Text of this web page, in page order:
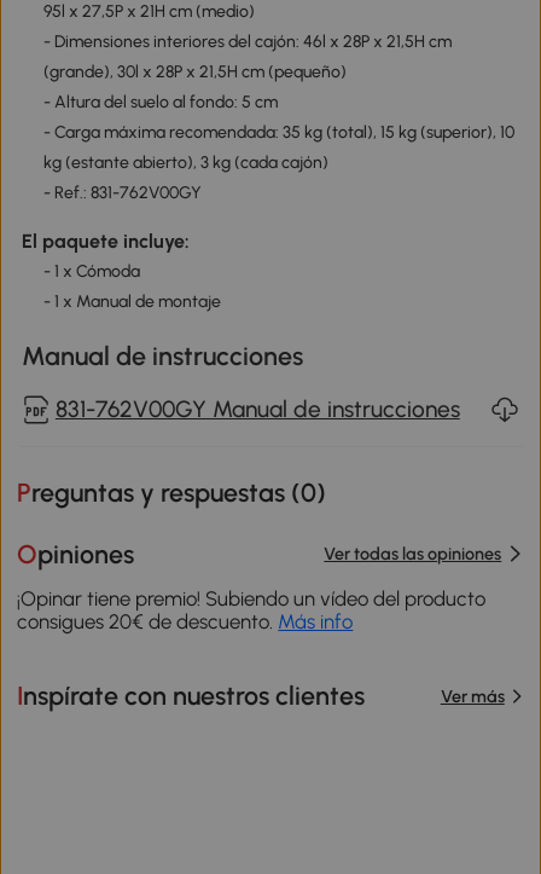
95l x 27,5P x 21H cm (medio)
- Dimensiones interiores del cajón: 46l x 28P x 21,5H cm
(grande), 30l x 28P x 21,5H cm (pequeño)
- Altura del suelo al fondo: 5 cm
- Carga máxima recomendada: 35 kg (total), 15 kg (superior), 10
kg (estante abierto), 3 kg (cada cajón)
- Ref.: 831-762V00GY
El paquete incluye:
- 1 x Cómoda
- 1 x Manual de montaje
Manual de instrucciones
831-762V00GY Manual de instrucciones
Preguntas y respuestas (0)
Opiniones Ver todas las opiniones
¡Opinar tiene premio! Subiendo un vídeo del producto
consigues 20€ de descuento. Más info
Inspírate con nuestros clientes Ver más